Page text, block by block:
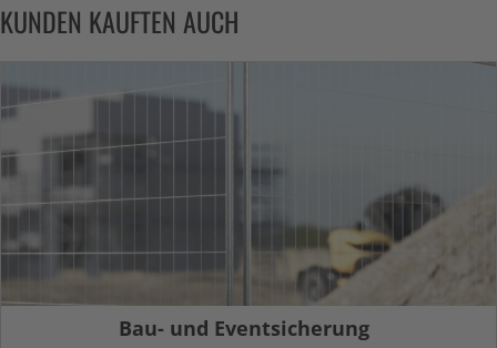
KUNDEN KAUFTEN AUCH
Bau- und Eventsicherung